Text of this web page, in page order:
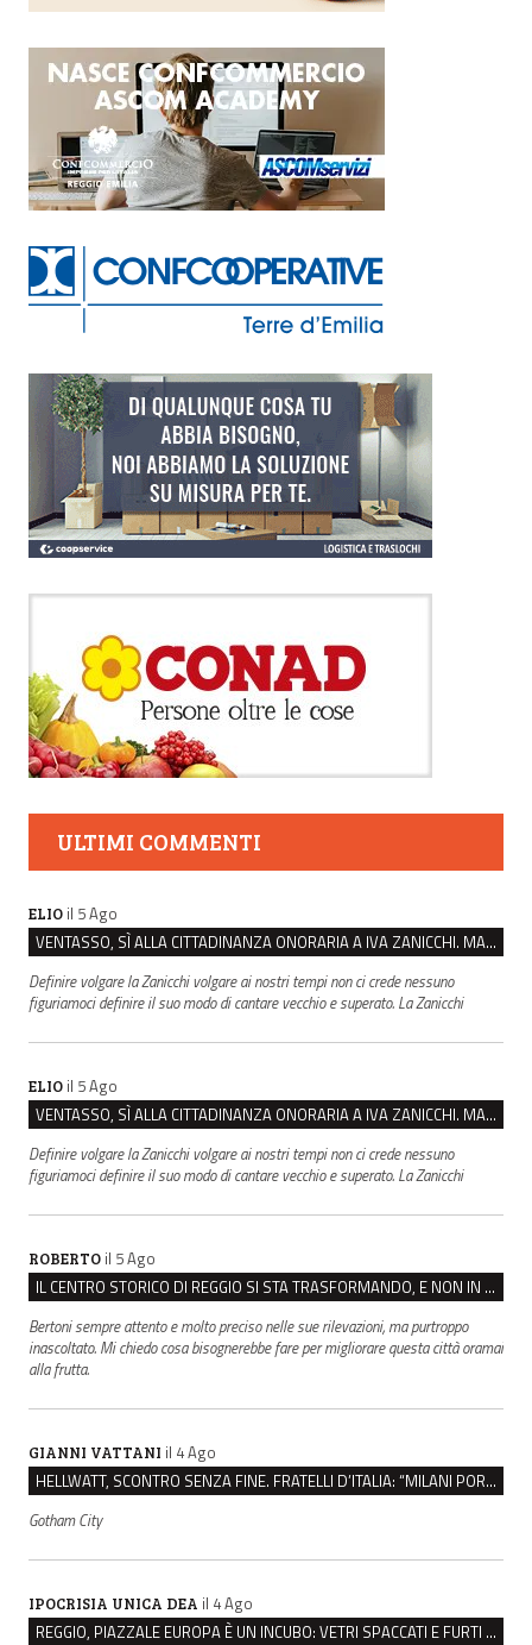
ULTIMI COMMENTI
ELIO il 5 Ago
VENTASSO, SÌ ALLA CITTADINANZA ONORARIA A IVA ZANICCHI. MA BARGIACCHI: “È DI PESSIMO GUSTO”
Definire volgare la Zanicchi volgare ai nostri tempi non ci crede nessuno
figuriamoci definire il suo modo di cantare vecchio e superato. La Zanicchi
ELIO il 5 Ago
VENTASSO, SÌ ALLA CITTADINANZA ONORARIA A IVA ZANICCHI. MA BARGIACCHI: “È DI PESSIMO GUSTO”
Definire volgare la Zanicchi volgare ai nostri tempi non ci crede nessuno
figuriamoci definire il suo modo di cantare vecchio e superato. La Zanicchi
ROBERTO il 5 Ago
IL CENTRO STORICO DI REGGIO SI STA TRASFORMANDO, E NON IN MEGLIO
Bertoni sempre attento e molto preciso nelle sue rilevazioni, ma purtroppo
inascoltato. Mi chiedo cosa bisognerebbe fare per migliorare questa città oramai
alla frutta.
GIANNI VATTANI il 4 Ago
HELLWATT, SCONTRO SENZA FINE. FRATELLI D’ITALIA: “MILANI PORTA DOCUMENTI, DE FRANCO INSULTI”
Gotham City
IPOCRISIA UNICA DEA il 4 Ago
REGGIO, PIAZZALE EUROPA È UN INCUBO: VETRI SPACCATI E FURTI SULLE AUTO IN SOSTA